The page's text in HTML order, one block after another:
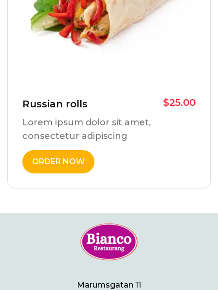
Russian rolls
Lorem ipsum dolor sit amet,
consectetur adipiscing
$25.00
ORDER NOW
Marumsgatan 11